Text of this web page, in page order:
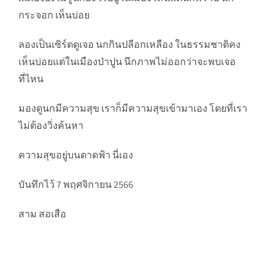
กระจอก เห็นบ่อย
ลองเป็นเซิร์ตดูเจอ นกกินปลีอกเหลือง ในธรรมชาติคง
เห็นบ่อยแต่ในเมืองป่าปูน นึกภาพไม่ออกว่าจะพบเจอ
ที่ไหน
มองดูนกมีความสุข เราก็มีความสุขเข้ามาเอง โดยที่เรา
ไม่ต้องวิ่งค้นหา
ความสุขอยู่บนดาดฟ้า นี่เอง
บันทึกไว้ 7 พฤศจิกายน 2566
สาม สอเสือ